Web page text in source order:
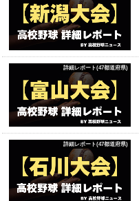
詳細レポート(47都道府県)
詳細レポート(47都道府県)